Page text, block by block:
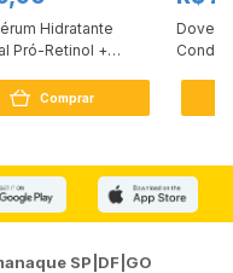
Hidratante
Pró-Retinol +
Comprar
Dove
SP|DF|GO